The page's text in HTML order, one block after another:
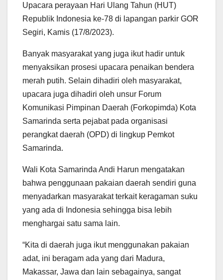
Upacara perayaan Hari Ulang Tahun (HUT)
Republik Indonesia ke-78 di lapangan parkir GOR
Segiri, Kamis (17/8/2023).
Banyak masyarakat yang juga ikut hadir untuk
menyaksikan prosesi upacara penaikan bendera
merah putih. Selain dihadiri oleh masyarakat,
upacara juga dihadiri oleh unsur Forum
Komunikasi Pimpinan Daerah (Forkopimda) Kota
Samarinda serta pejabat pada organisasi
perangkat daerah (OPD) di lingkup Pemkot
Samarinda.
Wali Kota Samarinda Andi Harun mengatakan
bahwa penggunaan pakaian daerah sendiri guna
menyadarkan masyarakat terkait keragaman suku
yang ada di Indonesia sehingga bisa lebih
menghargai satu sama lain.
“Kita di daerah juga ikut menggunakan pakaian
adat, ini beragam ada yang dari Madura,
Makassar, Jawa dan lain sebagainya, sangat